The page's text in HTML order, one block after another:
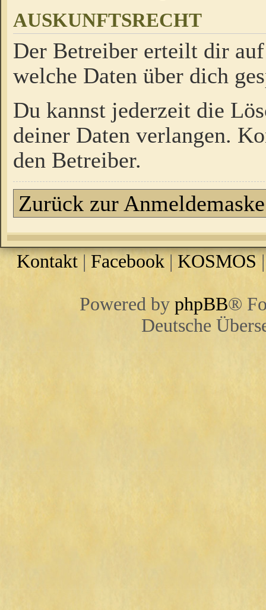
AUSKUNFTSRECHT
Der Betreiber erteilt dir
welche Daten über dich
Du kannst jederzeit die
deiner Daten verlangen.
den Betreiber.
Zurück zur Anmeldemaske
Kontakt | Facebook| KOSMOS
Powered by phpBB®
Deutsche